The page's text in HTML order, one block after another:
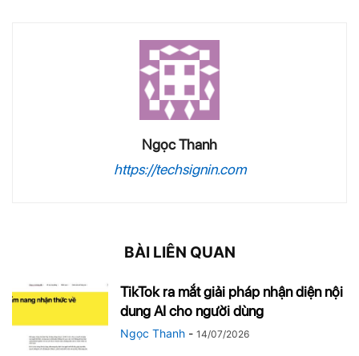
Ngọc Thanh
https://techsignin.com
BÀI LIÊN QUAN
TikTok ra mắt giải pháp nhận diện nội
dung AI cho người dùng
Ngọc Thanh - 14/07/2026